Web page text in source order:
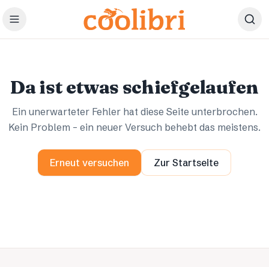
Zum Hauptinhalt springen
Da ist etwas schiefgelaufen
Ein unerwarteter Fehler hat diese Seite unterbrochen.
Kein Problem – ein neuer Versuch behebt das meistens.
Erneut versuchen Zur Startseite